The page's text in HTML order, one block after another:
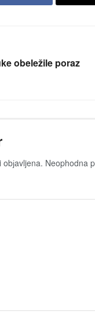
obeležile poraz
Neophodna